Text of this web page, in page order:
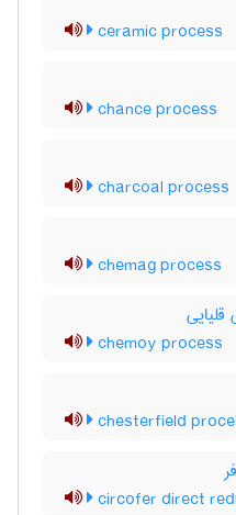
ceramic process
chance process
charcoal process
chemag process
chemoy process
chesterfield
circofer direct